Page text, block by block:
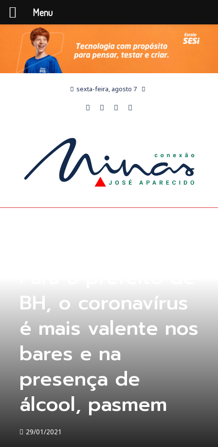
sexta-feira, agosto 7
BH, o coronavírus
é mais valente nos
bares e na
presença de
álcool, pasmem
29/01/2021
Menu